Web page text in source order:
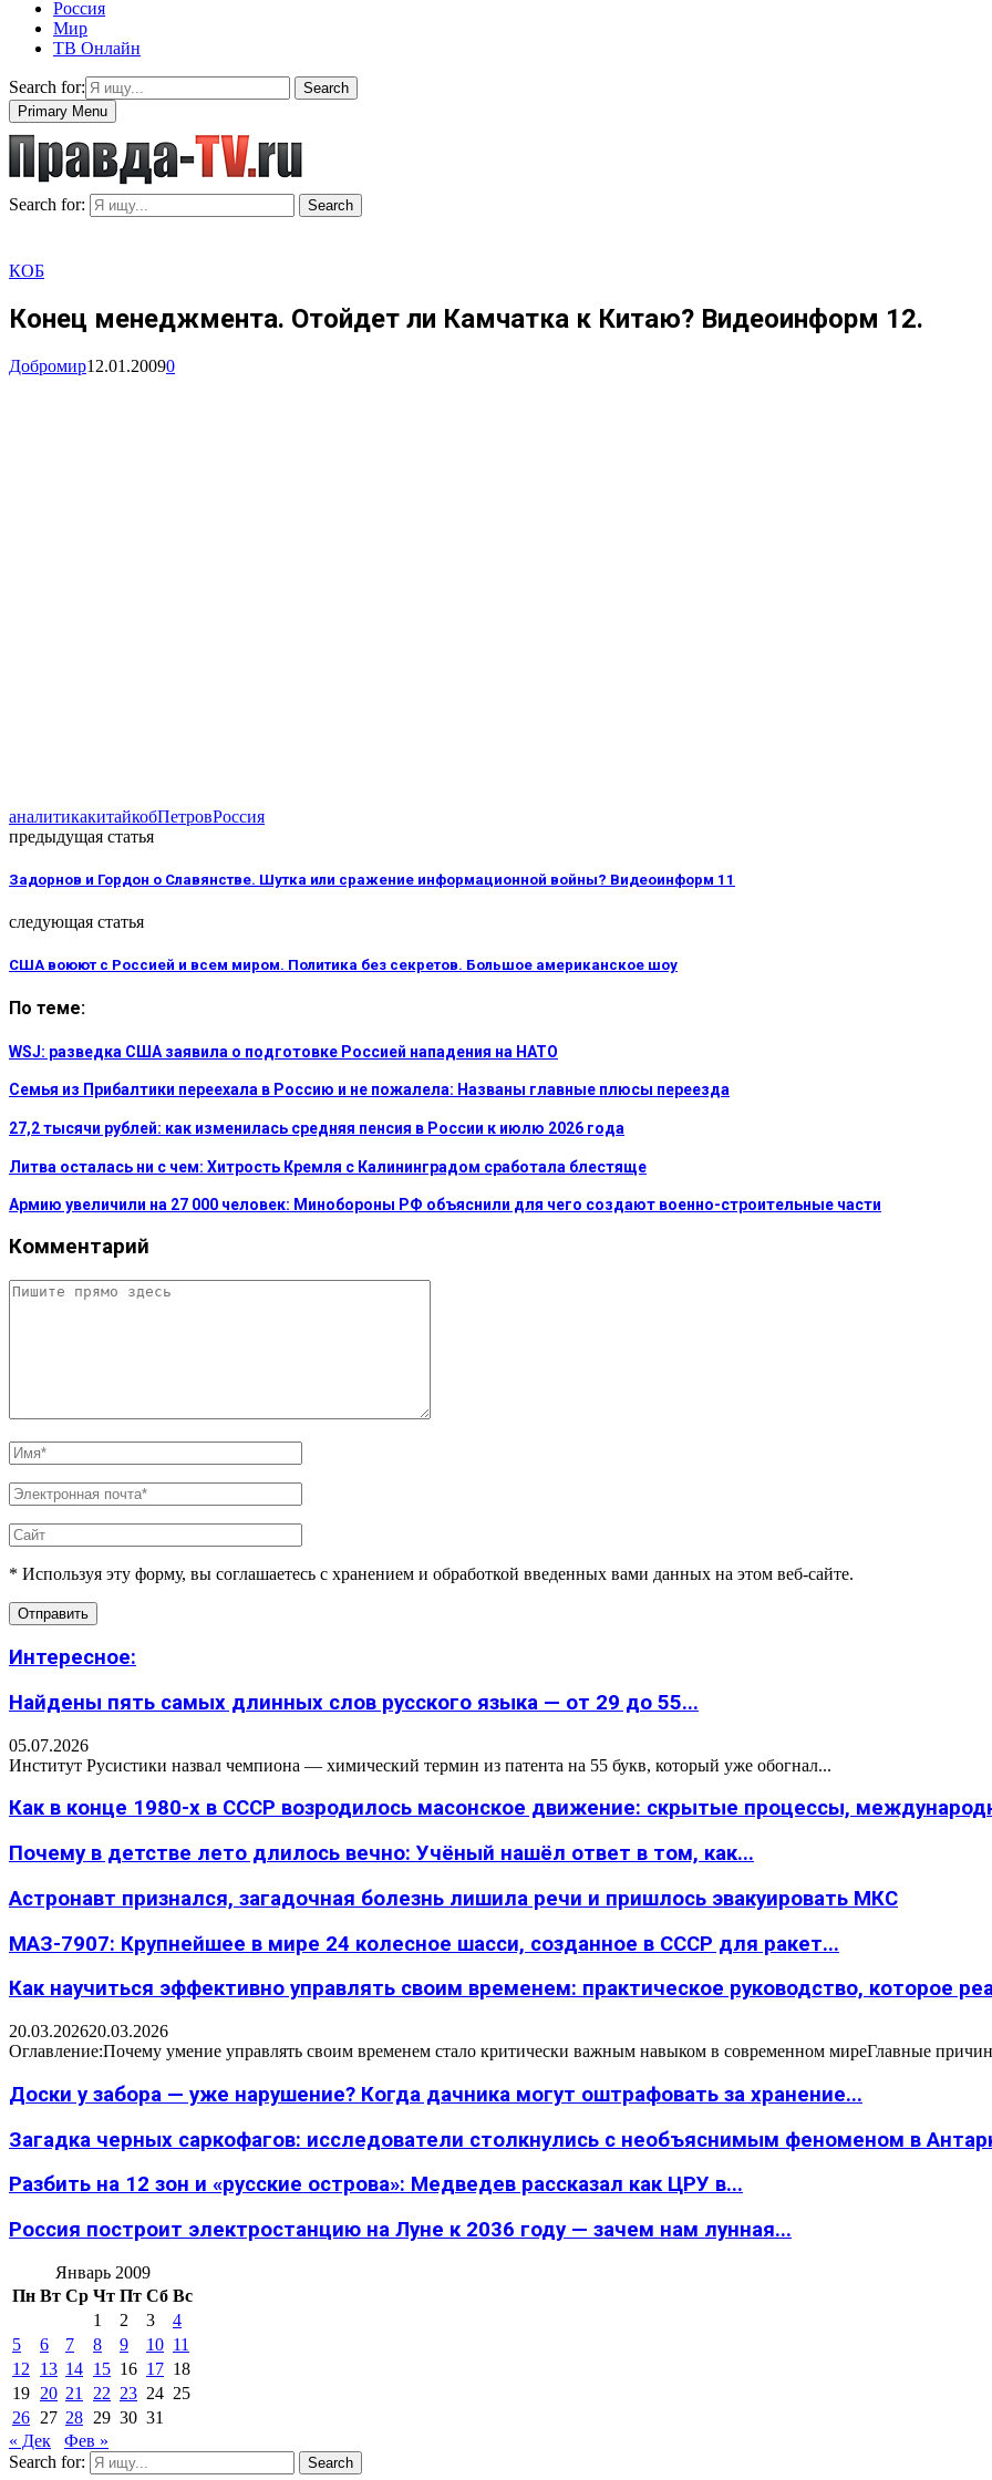
Россия
Мир
ТВ Онлайн
Search for:
Search
Primary Menu
Search for: Search
КОБ
Конец менеджмента. Отойдет ли Камчатка к Китаю? Видеоинформ 12.
Добромир12.01.20090
аналитикакитайкобПетровРоссия
предыдущая статья
Задорнов и Гордон о Славянстве. Шутка или сражение информационной войны? Видеоинформ 11
следующая статья
США воюют с Россией и всем миром. Политика без секретов. Большое американское шоу
По теме:
WSJ: разведка США заявила о подготовке Россией нападения на НАТО
Семья из Прибалтики переехала в Россию и не пожалела: Названы главные плюсы переезда
27,2 тысячи рублей: как изменилась средняя пенсия в России к июлю 2026 года
Литва осталась ни с чем: Хитрость Кремля с Калининградом сработала блестяще
Армию увеличили на 27 000 человек: Минобороны РФ объяснили для чего создают военно-строительные части
Комментарий
* Используя эту форму, вы соглашаетесь с хранением и обработкой введенных вами данных на этом веб-сайте.
Интересное:
Найдены пять самых длинных слов русского языка — от 29 до 55...
05.07.2026
Институт Русистики назвал чемпиона — химический термин из патента на 55 букв, который уже обогнал...
Как в конце 1980-х в СССР возродилось масонское движение: скрытые процессы,
Почему в детстве лето длилось вечно: Учёный нашёл ответ в том, как...
Астронавт признался, загадочная болезнь лишила речи и пришлось эвакуировать МКС
МАЗ-7907: Крупнейшее в мире 24 колесное шасси, созданное в СССР для ракет...
Как научиться эффективно управлять своим временем: практическое руководство, которое
20.03.202620.03.2026
Оглавление:Почему умение управлять своим временем стало критически важным навыком в современном миреГлавные
Доски у забора — уже нарушение? Когда дачника могут оштрафовать за хранение...
Загадка черных саркофагов: исследователи столкнулись с необъяснимым феноменом в
Разбить на 12 зон и «русские острова»: Медведев рассказал как ЦРУ в...
Россия построит электростанцию на Луне к 2036 году — зачем нам лунная...
Январь 2009
Пн Вт Ср Чт Пт Сб Вс
1
2 3
4
5
6 7 8 9 10 11
12
13 14 15 16 17 18
19 20 21 22 23 24 25
26 27 28 29 30 31
« Дек
Фев »
Search for:
Search